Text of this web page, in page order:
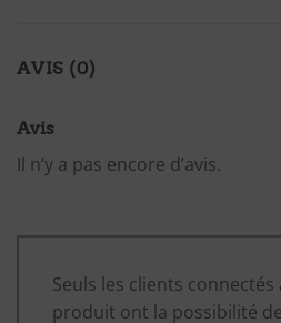
AVIS (0)
Avis
Il n’y a pas encore d’avis.
Seuls les clients
produit ont la possibilité